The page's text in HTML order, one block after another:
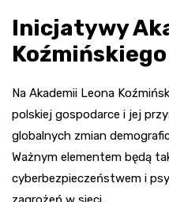
Inicjatywy
Koźmińskiego
Na Akademii Leona
polskiej gospodarce i jej
globalnych zmian
Ważnym elementem będą
cyberbezpieczeństwem i